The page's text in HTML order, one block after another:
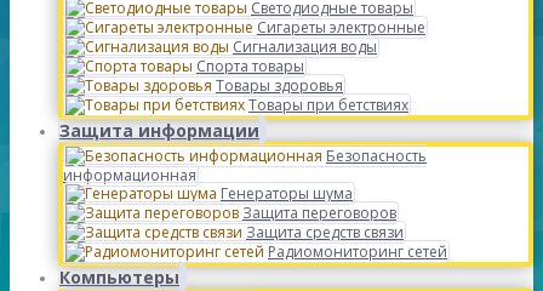
Светодиодные товары
Сигареты электронные
Сигнализация воды
Спорта товары
Товары здоровья
Товары при бетствиях
Защита информации
Безопасность
информационная
Генераторы шума
Защита переговоров
Защита средств связи
Радиомониторинг сетей
Компьютеры